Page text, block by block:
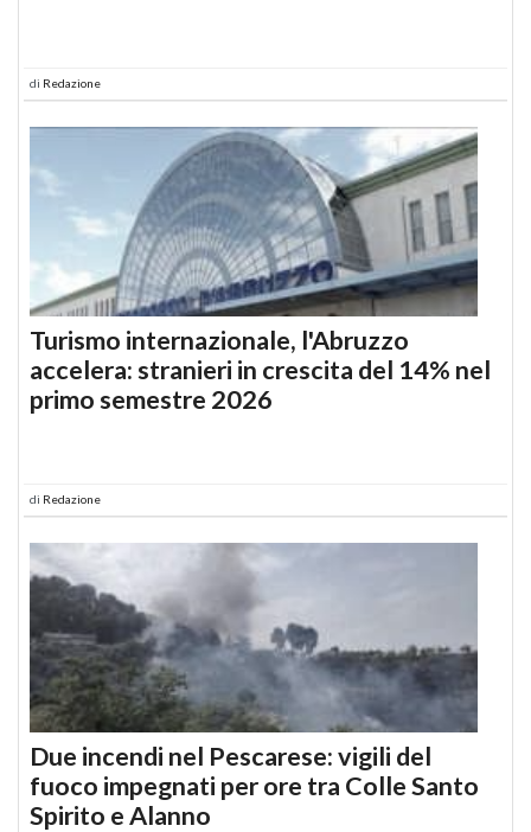
di Redazione
Turismo internazionale, l'Abruzzo
accelera: stranieri in crescita del 14% nel
primo semestre 2026
di Redazione
Due incendi nel Pescarese: vigili del
fuoco impegnati per ore tra Colle Santo
Spirito e Alanno